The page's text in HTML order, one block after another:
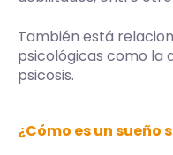
También está
psicológicas como la
psicosis.
¿Cómo es un sueño